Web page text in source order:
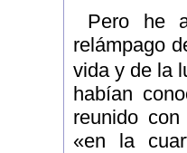
Pero he
relámpago
vida y de la
habían
reunido
«en la